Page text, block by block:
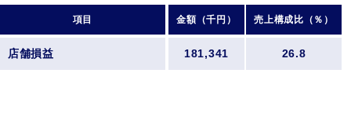
項目 金額（千円） 売上構成比（％）
店舗損益 181,341 26.8